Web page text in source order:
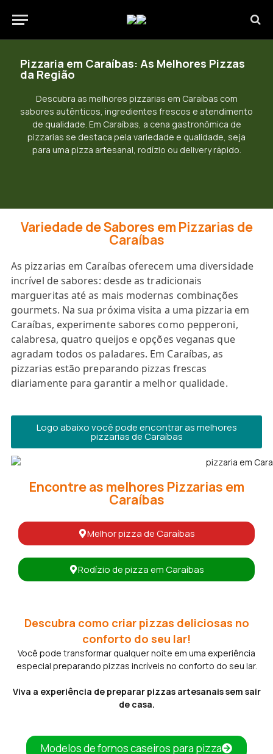
Pizzaria em Caraíbas: As Melhores Pizzas
da Região
Descubra as melhores pizzarias em Caraíbas com
sabores autênticos, ingredientes frescos e atendimento
de qualidade. Em Caraíbas, a cena gastronômica de
pizzarias se destaca pela variedade e qualidade, seja
para uma pizza artesanal, rodízio ou delivery rápido.
Variedade de Sabores em Pizzarias de
Caraíbas
As pizzarias em Caraíbas oferecem uma diversidade
incrível de sabores: desde as tradicionais
margueritas até as mais modernas combinações
gourmets. Na sua próxima visita a uma pizzaria em
Caraíbas, experimente sabores como pepperoni,
calabresa, quatro queijos e opções veganas que
agradam todos os paladares. Em Caraíbas, as
pizzarias estão preparando pizzas frescas
diariamente para garantir a melhor qualidade.
Logo abaixo você pode encontrar as melhores
pizzarias de Caraíbas
Encontre as melhores Pizzarias em
Caraíbas
Melhor pizza de Caraíbas
Rodízio de pizza em Caraíbas
Descubra como criar pizzas deliciosas no
conforto do seu lar!
Você pode transformar qualquer noite em uma experiência
especial preparando pizzas incríveis no conforto do seu lar.
Viva a experiência de preparar pizzas artesanais sem sair
de casa.
Modelos de fornos caseiros para pizza